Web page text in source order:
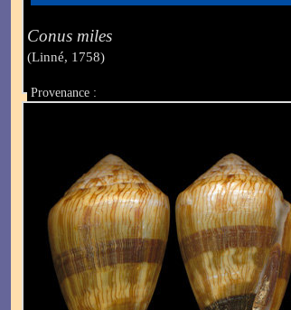
Conus miles
(Linné, 1758)
Provenance :
Taille :